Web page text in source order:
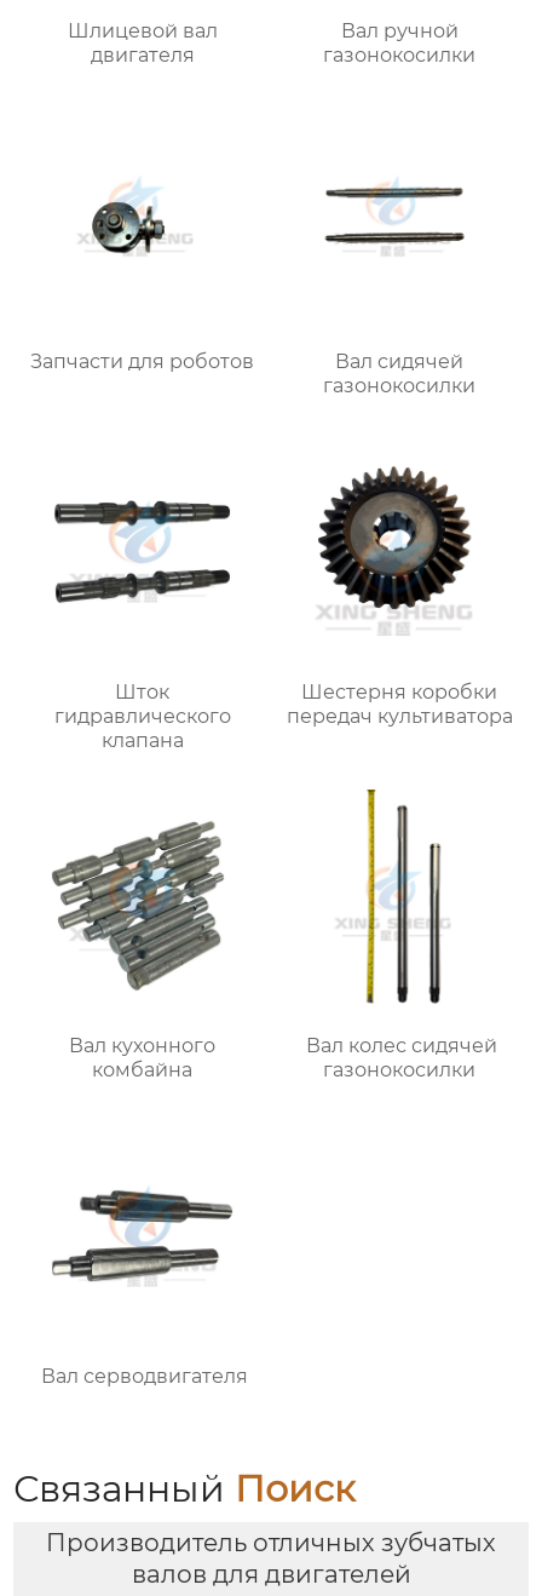
Шлицевой вал
двигателя
Вал ручной
газонокосилки
Запчасти для роботов
Вал сидячей
газонокосилки
Шток
гидравлического
клапана
Шестерня коробки
передач культиватора
Вал кухонного
комбайна
Вал колес сидячей
газонокосилки
Вал серводвигателя
Связанный Поиск
Производитель отличных зубчатых
валов для двигателей